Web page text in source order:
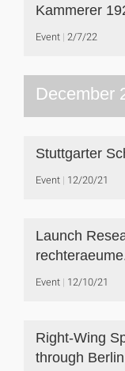
Kammerer
Event 2/7/22
December
Stuttgarter
Event 12/20/21
Launch
Event 12/10/21
Right-Wing
through